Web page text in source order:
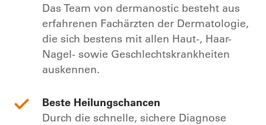
Das Team von dermanostic besteht aus
erfahrenen Fachärzten der Dermatologie,
die sich bestens mit allen Haut-, Haar-
Nagel- sowie Geschlechtskrankheiten
auskennen.
Beste Heilungschancen
Durch die schnelle, sichere Diagnose